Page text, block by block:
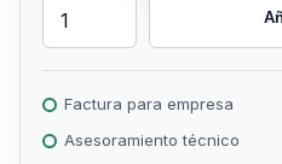
Factura para empresa
Asesoramiento técnico